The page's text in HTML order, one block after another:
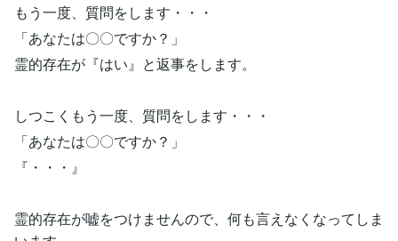
もう一度、質問をします・・・
「あなたは〇〇ですか？」
霊的存在が『はい』と返事をします。
しつこくもう一度、質問をします・・・
「あなたは〇〇ですか？」
『・・・』
霊的存在が嘘をつけませんので、何も言えなくなってしま